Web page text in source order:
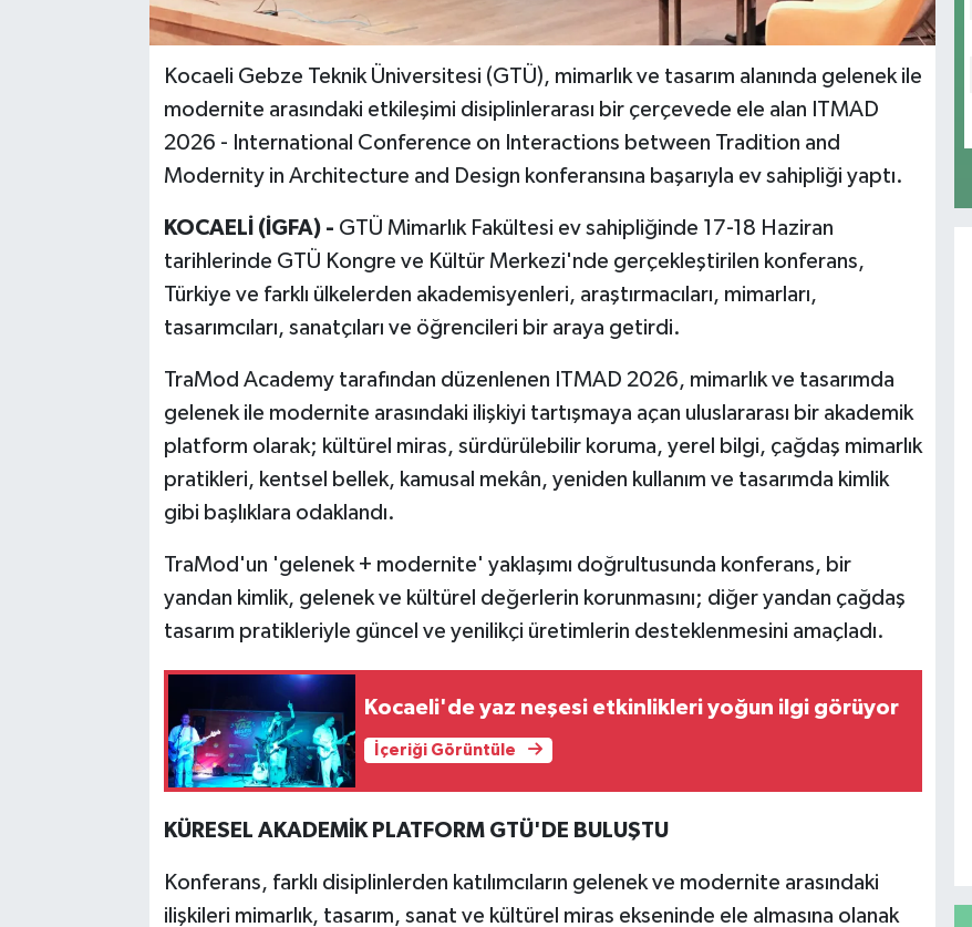
Kocaeli Gebze Teknik Üniversitesi (GTÜ), mimarlık ve tasarım alanında gelenek ile
modernite arasındaki etkileşimi disiplinlerarası bir çerçevede ele alan ITMAD
2026 - International Conference on Interactions between Tradition and
Modernity in Architecture and Design konferansına başarıyla ev sahipliği yaptı.
KOCAELİ (İGFA) - GTÜ Mimarlık Fakültesi ev sahipliğinde 17-18 Haziran
tarihlerinde GTÜ Kongre ve Kültür Merkezi'nde gerçekleştirilen konferans,
Türkiye ve farklı ülkelerden akademisyenleri, araştırmacıları, mimarları,
tasarımcıları, sanatçıları ve öğrencileri bir araya getirdi.
TraMod Academy tarafından düzenlenen ITMAD 2026, mimarlık ve tasarımda
gelenek ile modernite arasındaki ilişkiyi tartışmaya açan uluslararası bir akademik
platform olarak; kültürel miras, sürdürülebilir koruma, yerel bilgi, çağdaş mimarlık
pratikleri, kentsel bellek, kamusal mekân, yeniden kullanım ve tasarımda kimlik
gibi başlıklara odaklandı.
TraMod'un 'gelenek + modernite' yaklaşımı doğrultusunda konferans, bir
yandan kimlik, gelenek ve kültürel değerlerin korunmasını; diğer yandan çağdaş
tasarım pratikleriyle güncel ve yenilikçi üretimlerin desteklenmesini amaçladı.
Kocaeli'de yaz neşesi etkinlikleri yoğun ilgi görüyor
İçeriği Görüntüle
KÜRESEL AKADEMİK PLATFORM GTÜ'DE BULUŞTU
Konferans, farklı disiplinlerden katılımcıların gelenek ve modernite arasındaki
ilişkileri mimarlık, tasarım, sanat ve kültürel miras ekseninde ele almasına olanak